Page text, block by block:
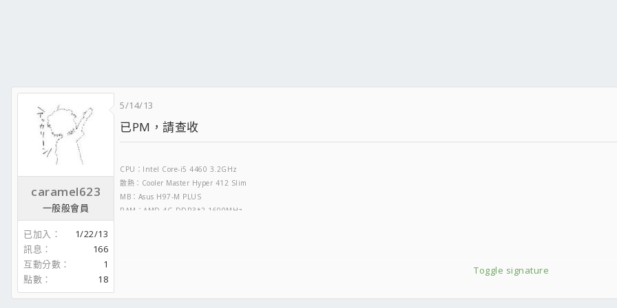
caramel623
一般般會員
已加入
1/22/13
訊息
166
互動分數
1
點數
18
5/14/13
已PM，請查收
Toggle signature
CPU：Intel Core-i5 4460 3.2GHz
散熱：Cooler Master Hyper 412 Slim
MB：Asus H97-M PLUS
RAM：AMD 4G-DDR3*2 1600MHz